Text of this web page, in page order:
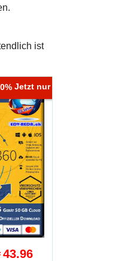
ist
Jetzt nur
43.96